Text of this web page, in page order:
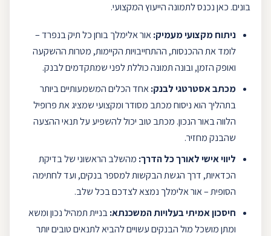
בונים. כאן נכנס לתמונה הייעוץ המקצועי.
ניתוח מקצועי מעמיק:אור אלימלךבוחן כל תיק בנפרד –
לומד את ההכנסות, ההתחייבויות הקיימות, מטרות ההשקעה
ואופק הזמן, ובונה תמונה כוללת לפני שמתקדמים לבנק.
מכתב אסטרטגי לבנק:אחד הכלים המשמעותיים ביותר
בתהליך הוא ניסוח מכתב מסודר ומקצועי שמציג את פרופיל
הלווה באור הנכון. מכתב טוב יכול להשפיע על תנאי ההצעה
שהבנק מחזיר.
ליווי אישי לאורך כל הדרך: מהשלב הראשוני של בדיקת
הכדאיות, דרך הגשת הבקשות למספר בנקים, ועד לחתימה
הסופית –אור אלימלך נמצא לצדכם בכל שלב.
חיסכוןאמיתי בעלויות המשכנתא:בניית תמהיל נכון ומשא
ומתן מושכל מול הבנקים עשויים להביא לתנאים טובים יותר